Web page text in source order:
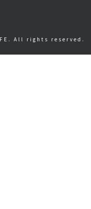
All rights reserved.